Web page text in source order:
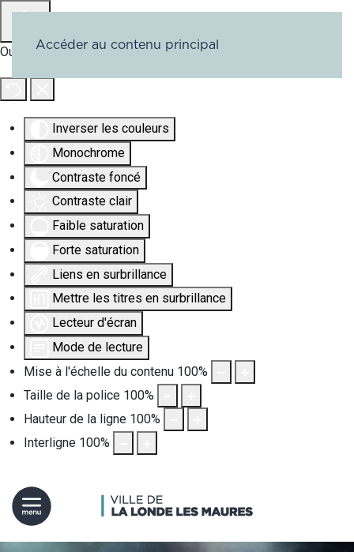
Outils d'accessibilité
Inverser les couleurs
Monochrome
Contraste foncé
Contraste clair
Faible saturation
Forte saturation
Liens en surbrillance
Mettre les titres en surbrillance
Lecteur d'écran
Mode de lecture
Mise à l'échelle du contenu 100%
Taille de la police 100%
Hauteur de la ligne 100%
Interligne 100%
Accéder au contenu principal